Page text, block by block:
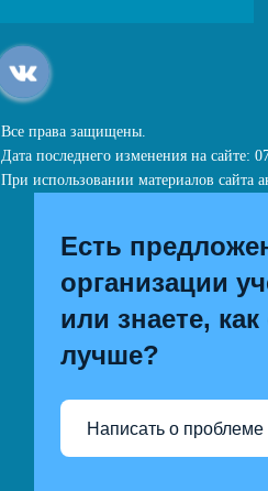
Все права защищены.
Дата последнего изменения на сайте:
При использовании материалов сайта
Есть
организации
или знаете,
лучше?
Написать о проблеме